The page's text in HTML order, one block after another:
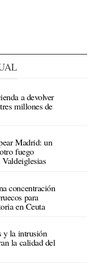
a devolver
millones de
Madrid: un
fuego
concentración
para
en Ceuta
y la intrusión
la calidad del